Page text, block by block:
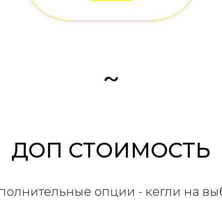
~
ДОП СТОИМОСТЬ
опции - кегли на